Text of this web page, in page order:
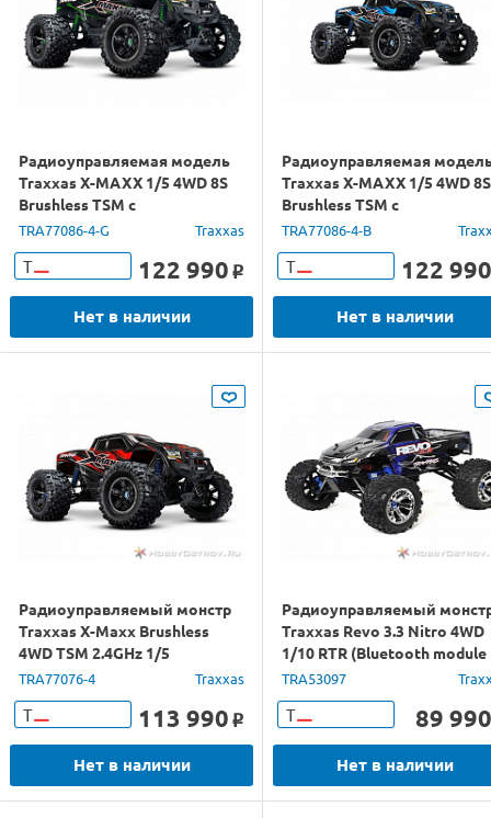
Радиоуправляемая модель
Traxxas X-MAXX 1/5 4WD 8S
Brushless TSM с
электродвигателем, зеленый
TRA77086-4-G Traxxas
Т 122 990 o
Нет в наличии
Радиоуправляемая
Traxxas X-MAXX 1/5 4WD 8S
Brushless TSM с
электродвигателем, синий
TRA77086-4-B
Т 122 990
Нет в наличии
Радиоуправляемый монстр
Traxxas X-Maxx Brushless
4WD TSM 2.4GHz 1/5
TRA77076-4 Traxxas
Т 113 990 o
Нет в наличии
Радиоуправляемый
Traxxas Revo 3.3 Nitro 4WD
1/10 RTR (Bluetooth module
and telemetry)
TRA53097
Т 89 990
Нет в наличии